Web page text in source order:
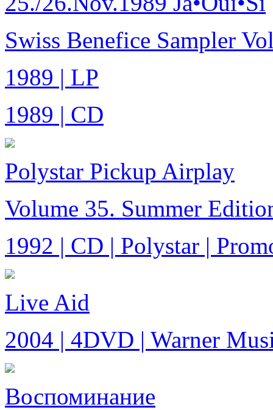
Swiss Benefice Sampler
1989 | LP
1989 | CD
Polystar Pickup Airplay
Volume 35. Summer
1992 | CD | Polystar |
Live Aid
2004 | 4DVD | Warner
Воспоминание